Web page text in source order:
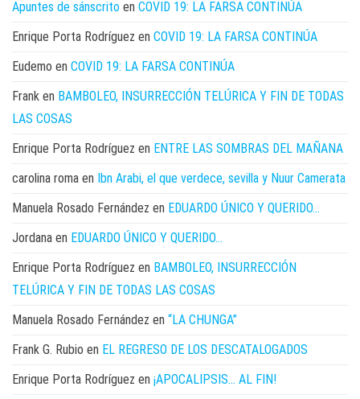
Apuntes de sánscrito en COVID 19: LA FARSA CONTINÚA
Enrique Porta Rodríguez en COVID 19: LA FARSA CONTINÚA
Eudemo en COVID 19: LA FARSA CONTINÚA
Frank en BAMBOLEO, INSURRECCIÓN TELÚRICA Y FIN DE TODAS
LAS COSAS
Enrique Porta Rodríguez en ENTRE LAS SOMBRAS DEL MAÑANA
carolina roma en Ibn Arabi, el que verdece, sevilla y Nuur Camerata
Manuela Rosado Fernández en EDUARDO ÚNICO Y QUERIDO…
Jordana en EDUARDO ÚNICO Y QUERIDO…
Enrique Porta Rodríguez en BAMBOLEO, INSURRECCIÓN
TELÚRICA Y FIN DE TODAS LAS COSAS
Manuela Rosado Fernández en “LA CHUNGA”
Frank G. Rubio en EL REGRESO DE LOS DESCATALOGADOS
Enrique Porta Rodríguez en ¡APOCALIPSIS… AL FIN!